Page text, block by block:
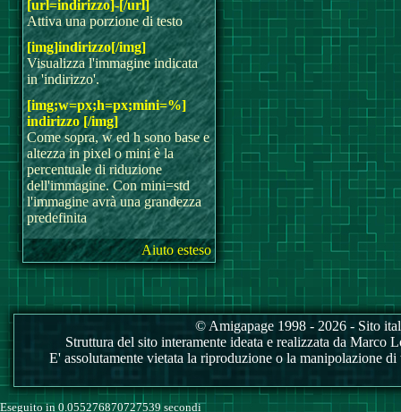
[url=indirizzo]-[/url]
Attiva una porzione di testo
[img]indirizzo[/img]
Visualizza l'immagine indicata
in 'indirizzo'.
[img;w=px;h=px;mini=%]
indirizzo [/img]
Come sopra, w ed h sono base e
altezza in pixel o mini è la
percentuale di riduzione
dell'immagine. Con mini=std
l'immagine avrà una grandezza
predefinita
Aiuto esteso
© Amigapage 1998 - 2026 - Sito
Struttura del sito interamente ideata e realizzata da
E' assolutamente vietata la riproduzione o la manipolazione
Eseguito in 0.055276870727539 secondi